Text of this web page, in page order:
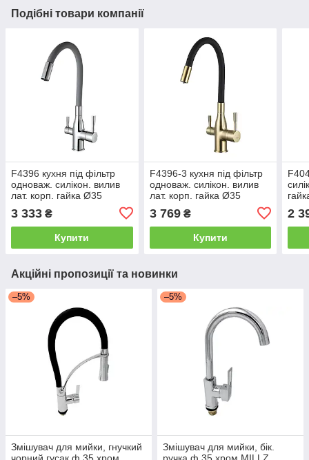
Подібні товари компанії
F4396 кухня під фільтр
одноваж. силiкон. вилив
лат. корп. гайка Ø35
3 333 ₴
Купити
F4396-3 кухня під фільтр
одноваж. силiкон. вилив
лат. корп. гайка Ø35
{10/1}
3 769₴
Купити
2
Акційні пропозиції та новинки
–5%
Змішувач для мийки, гнучкий
–5%
Змішувач для мийки, бік.